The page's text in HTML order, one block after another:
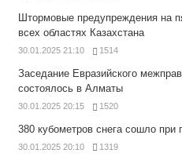
Штормовые предупреждения на
всех областях Казахстана
30.01.2025 21:10 1514
Заседание Евразийского
состоялось в Алматы
30.01.2025 20:15 1520
380 кубометров снега сошло
30.01.2025 20:10 1319